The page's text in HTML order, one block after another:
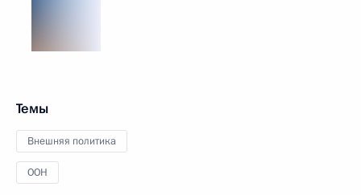
Темы
Внешняя политика
ООН